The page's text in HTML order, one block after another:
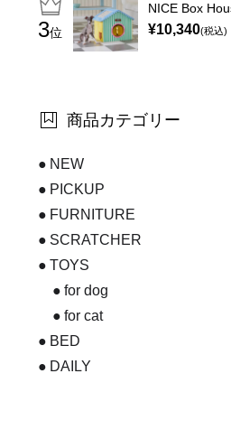
位
NICE Box
¥10,340(税込)
商品カテゴリー
NEW
PICKUP
FURNITURE
SCRATCHER
TOYS
for dog
for cat
BED
DAILY